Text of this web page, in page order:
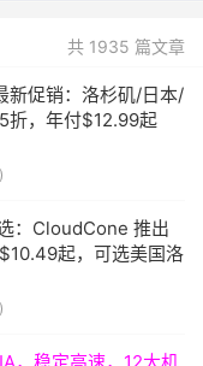
共 1935 篇文章
促销：洛杉矶/日本/
折，年付$12.99起
：CloudCone 推出
起，可选美国洛